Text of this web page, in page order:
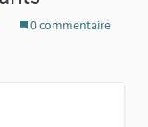
0 commentaire